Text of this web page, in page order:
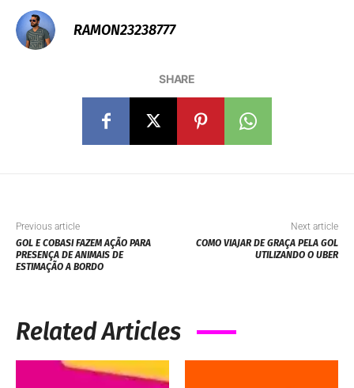
RAMON23238777
SHARE
Previous article
GOL E COBASI FAZEM AÇÃO PARA
PRESENÇA DE ANIMAIS DE
ESTIMAÇÃO A BORDO
Next article
COMO VIAJAR DE GRAÇA PELA GOL
UTILIZANDO O UBER
Related Articles